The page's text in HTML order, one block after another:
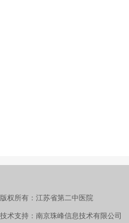
版权所有：江苏省第二中医院
技术支持：南京珠峰信息技术有限公司